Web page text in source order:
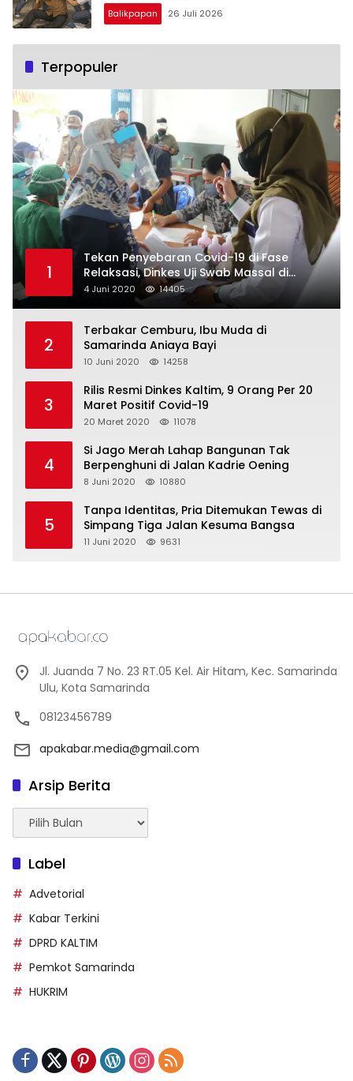
Balikpapan 26 Juli 2026
Terpopuler
1
Tekan Penyebaran Covid-19 di Fase
Relaksasi, Dinkes Uji Swab Massal di
Pelabuhan Samarinda
4 Juni 2020 14405
2
Terbakar Cemburu, Ibu Muda di
Samarinda Aniaya Bayi
10 Juni 2020 14258
3
Rilis Resmi Dinkes Kaltim, 9 Orang Per 20
Maret Positif Covid-19
20 Maret 2020 11078
4
Si Jago Merah Lahap Bangunan Tak
Berpenghuni di Jalan Kadrie Oening
8 Juni 2020 10880
5
Tanpa Identitas, Pria Ditemukan Tewas di
Simpang Tiga Jalan Kesuma Bangsa
11 Juni 2020 9631
Jl. Juanda 7 No. 23 RT.05 Kel. Air Hitam, Kec. Samarinda
Ulu, Kota Samarinda
08123456789
apakabar.media@gmail.com
Arsip Berita
Arsip
Berita
Label
Advetorial
Kabar Terkini
DPRD KALTIM
Pemkot Samarinda
HUKRIM